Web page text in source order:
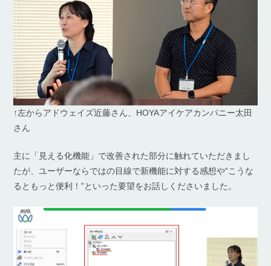
↑左からアドウェイズ近藤さん、HOYAアイケアカンパニー太田
さん
主に「見える化機能」で改善された部分に触れていただきまし
たが、ユーザーならではの目線で新機能に対する感想や“こうな
るともっと便利！”といった要望をお話しくださいました。